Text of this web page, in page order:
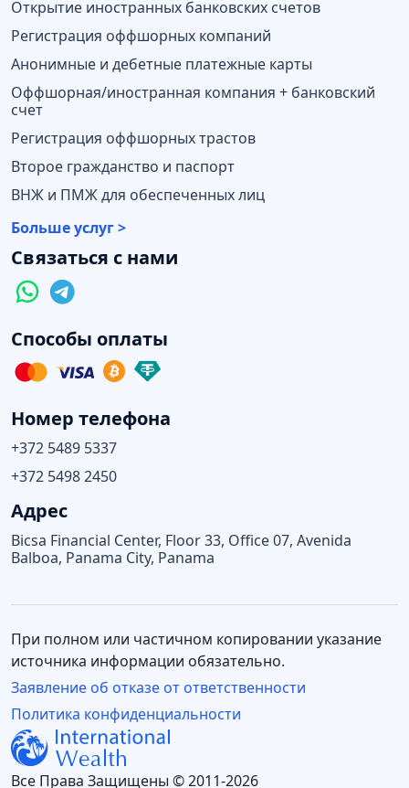
Открытие иностранных банковских счетов
Регистрация оффшорных компаний
Анонимные и дебетные платежные карты
Оффшорная/иностранная компания + банковский
счет
Регистрация оффшорных трастов
Второе гражданство и паспорт
ВНЖ и ПМЖ для обеспеченных лиц
Больше услуг >
Связаться с нами
Способы оплаты
Номер телефона
+372 5489 5337
+372 5498 2450
Адрес
Bicsa Financial Center, Floor 33, Office 07, Avenida
Balboa, Panama City, Panama
Все Права Защищены © 2011-2026
Политика конфиденциальности
При полном или частичном копировании указание
источника информации обязательно.
Заявление об отказе от ответственности